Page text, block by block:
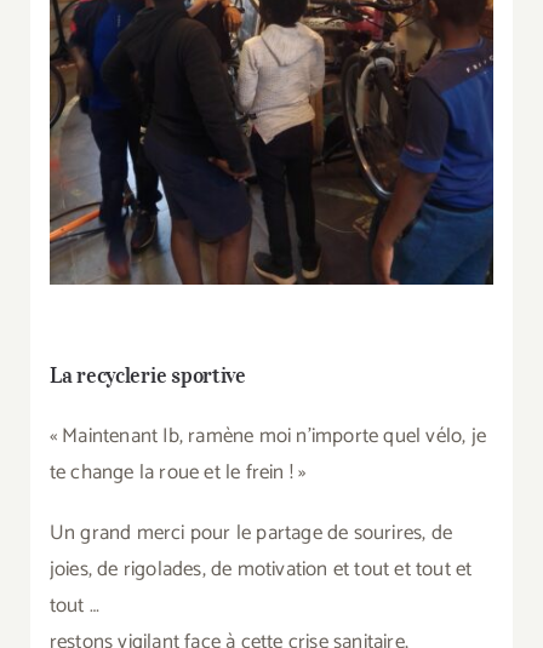
La recyclerie sportive
« Maintenant Ib, ramène moi n’importe quel vélo, je
te change la roue et le frein ! »
Un grand merci pour le partage de sourires, de
joies, de rigolades, de motivation et tout et tout et
tout …